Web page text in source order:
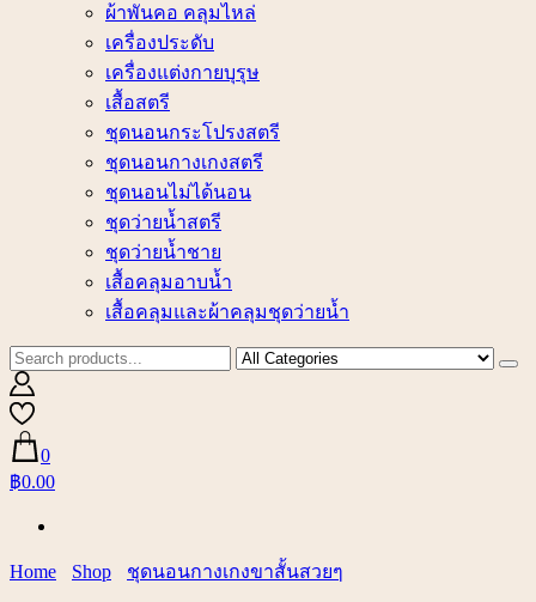
ผ้าพันคอ คลุมไหล่
เครื่องประดับ
เครื่องแต่งกายบุรุษ
เสื้อสตรี
ชุดนอนกระโปรงสตรี
ชุดนอนกางเกงสตรี
ชุดนอนไม่ได้นอน
ชุดว่ายน้ำสตรี
ชุดว่ายน้ำชาย
เสื้อคลุมอาบน้ำ
เสื้อคลุมและผ้าคลุมชุดว่ายน้ำ
0
฿0.00
Home Shop ชุดนอนกางเกงขาสั้นสวยๆ